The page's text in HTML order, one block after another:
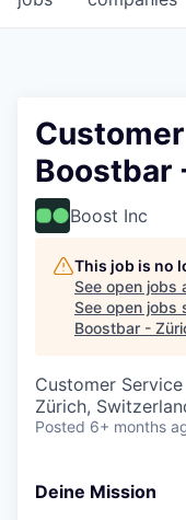
Boostbar
Boost Inc
This job is no
See open jobs
See open jobs
Boostbar -
Customer Service
Zürich,
Posted 6+ months
Deine Mission